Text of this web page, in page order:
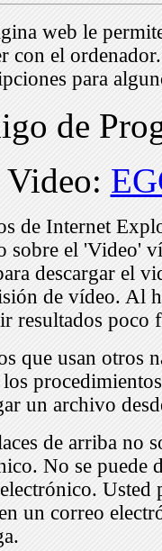
web le
con el
para
de
Video:
de Internet
sobre el 'Video'
descargar el
de vídeo. Al
resultados poco
que usan otros
un archivo
de arriba no
No se puede
Usted
un correo